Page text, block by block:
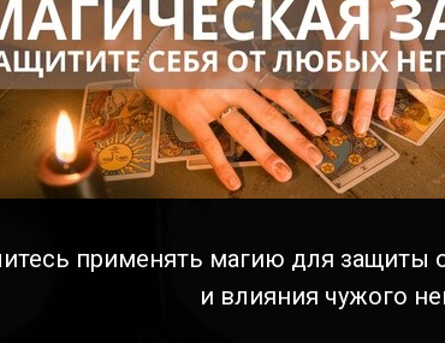
применять магию для защиты
и влияния чужого